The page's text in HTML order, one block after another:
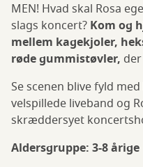
MEN! Hvad skal Rosa
slags koncert? Kom og
mellem kagekjoler,
rødegummistøvler,
Se scenen blive fyld
velspillede liveband og
skræddersyet
Aldersgruppe: 3-8 årige